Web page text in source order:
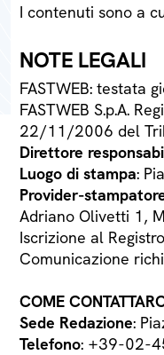
I contenuti sono a
NOTE LEGALI
FASTWEB: testata
FASTWEB S.p.A.
22/11/2006 del
Direttore
Luogo di stampa:
Provider-
Adriano Olivetti 1,
Iscrizione al
Comunicazione
COME
Sede Redazione:
Telefono: +39-02-